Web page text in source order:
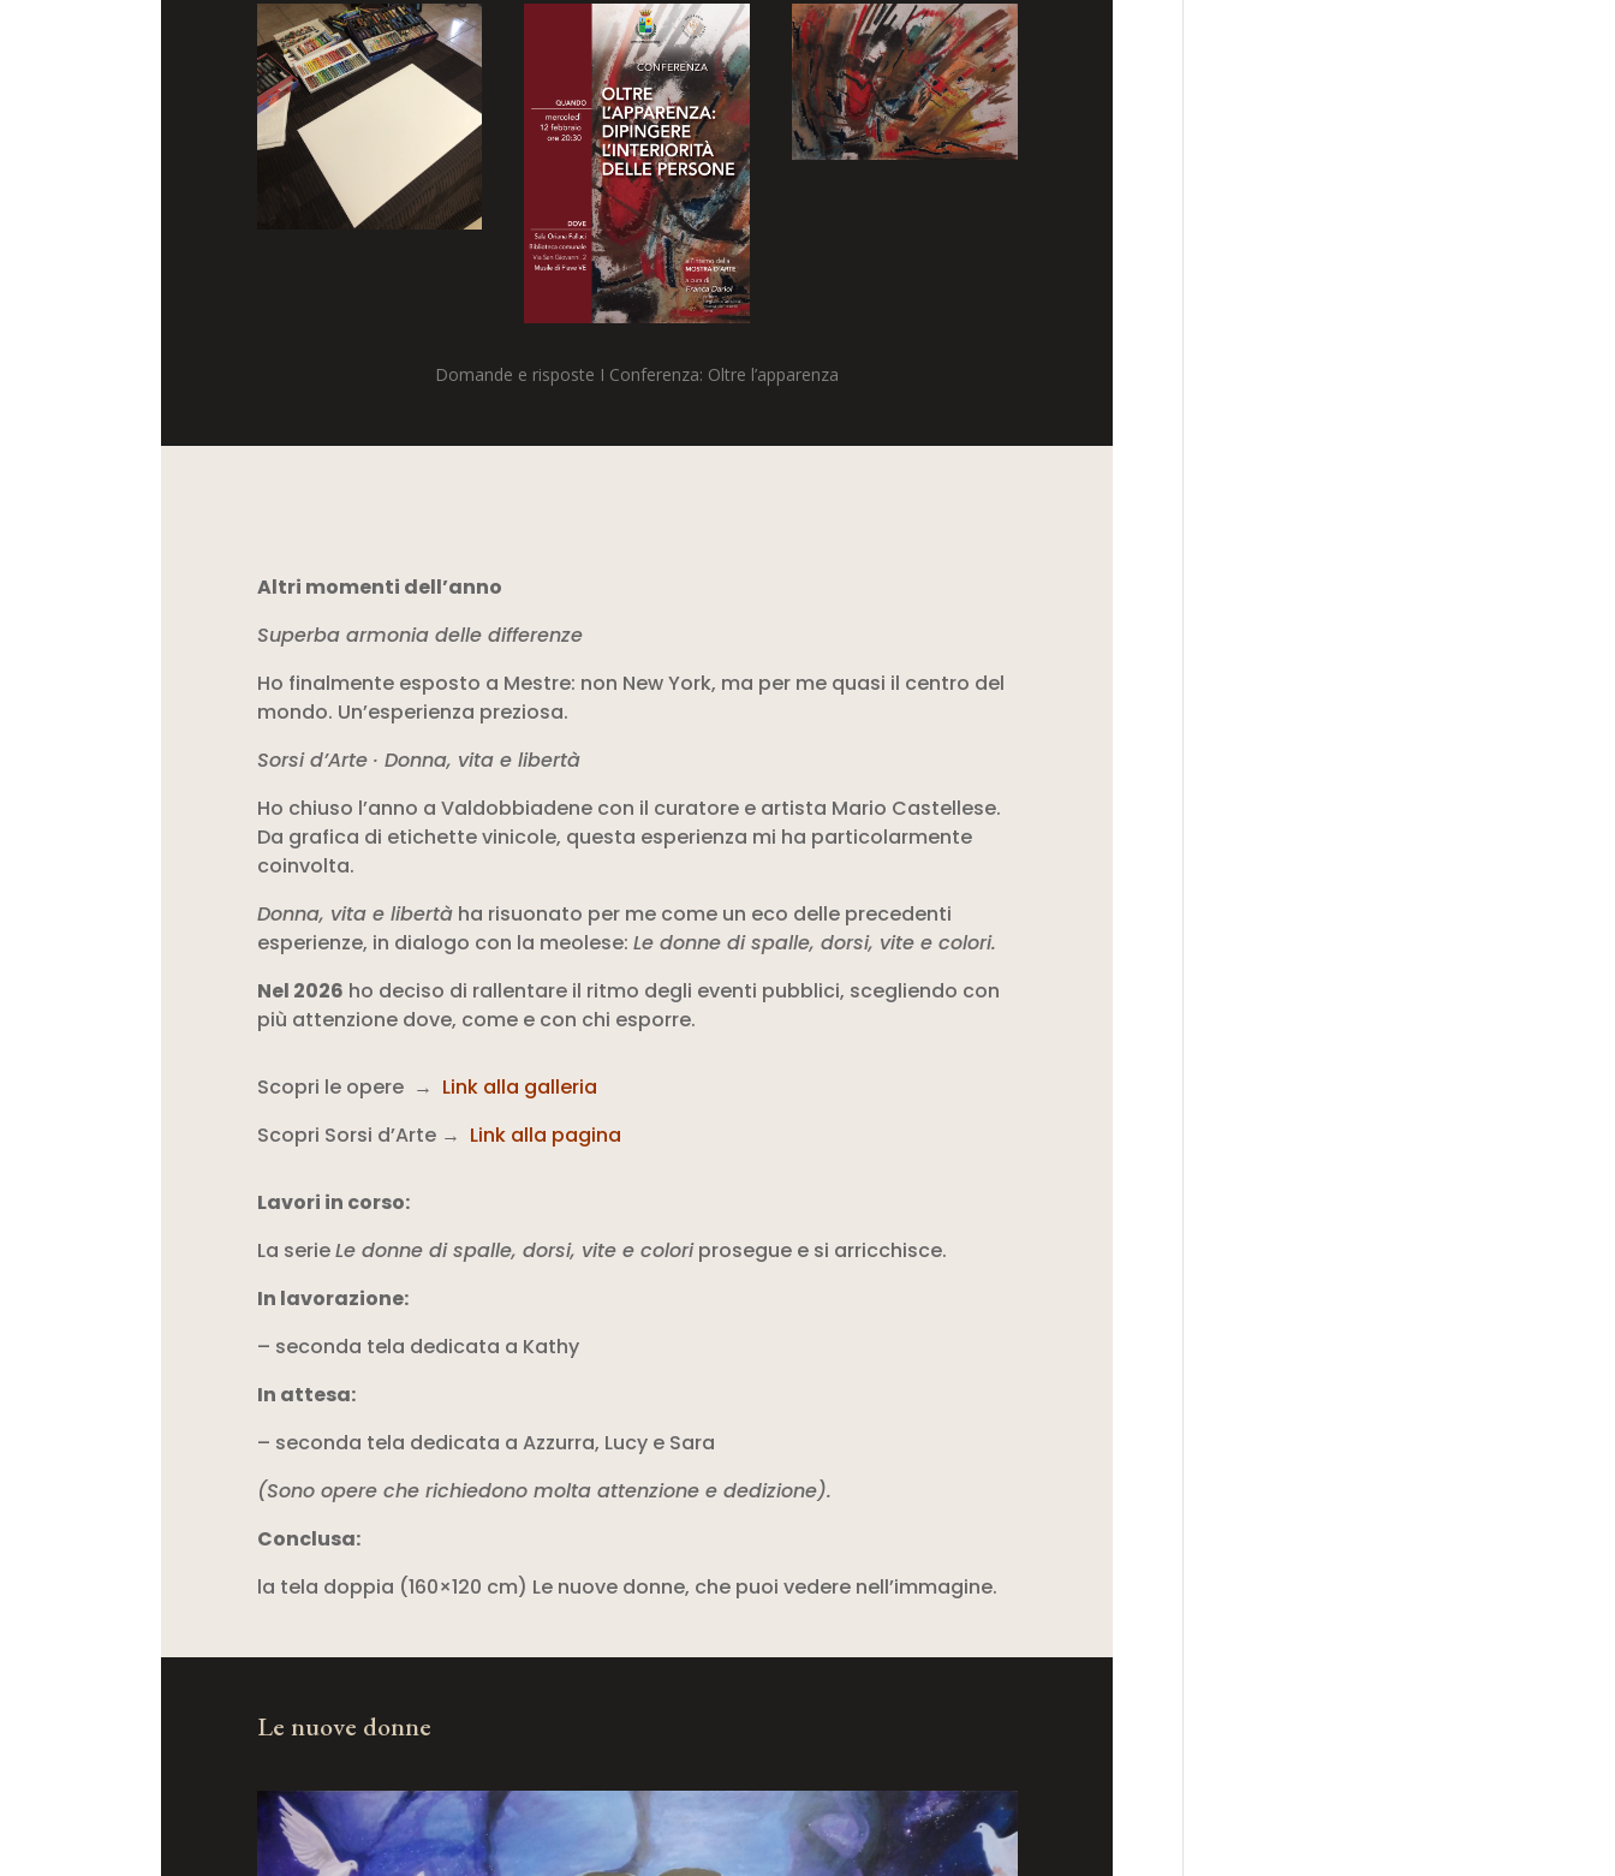
Domande e risposte I Conferenza: Oltre l’apparenza
Altri momenti dell’anno
Superba armonia delle differenze
Ho finalmente esposto a Mestre: non New York, ma per me quasi il centro del
mondo. Un’esperienza preziosa.
Sorsi d’Arte · Donna, vita e libertà
Ho chiuso l’anno a Valdobbiadene con il curatore e artista Mario Castellese.
Da grafica di etichette vinicole, questa esperienza mi ha particolarmente
coinvolta.
Donna, vita e libertàha risuonato per me come un eco delle precedenti
esperienze, in dialogo con la meolese: Le donne di spalle, dorsi, vite e colori.
Nel 2026 ho deciso di rallentare il ritmo degli eventi pubblici, scegliendo con
più attenzione dove, come e con chi esporre.
Scopri le opere → Link alla galleria
Scopri Sorsi d’Arte → Link alla pagina
Lavori in corso:
La serieLe donne di spalle, dorsi, vite e coloriprosegue e si arricchisce.
In lavorazione:
– seconda tela dedicata a Kathy
In attesa:
– seconda tela dedicata a Azzurra, Lucy e Sara
(Sono opere che richiedono molta attenzione e dedizione).
Conclusa:
la tela doppia (160×120 cm) Le nuove donne, che puoi vedere nell’immagine.
Le nuove donne